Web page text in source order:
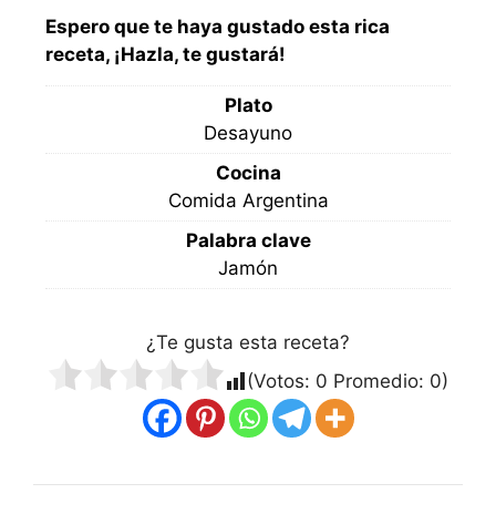
Espero que te haya gustado esta rica
receta, ¡Hazla, te gustará!
Plato
Desayuno
Cocina
Comida Argentina
Palabra clave
Jamón
¿Te gusta esta receta?
(Votos: 0 Promedio: 0)